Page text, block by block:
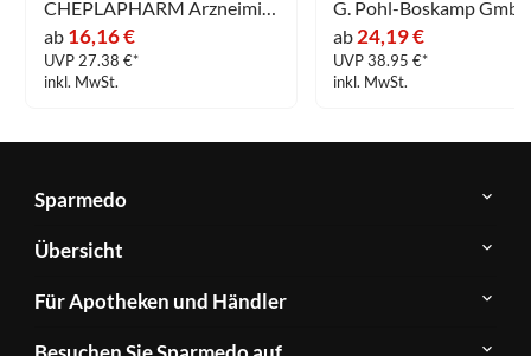
ab 16,16 €
UVP 27.38 €*
inkl. MwSt.
ab 24,19 €
UVP 38.95 €*
inkl. MwSt.
Sparmedo
Über
Sparmedo
FAQ
Kontakt
Übersicht
Herstellerverzeichnis
Produkte
Für Apotheken und Händler